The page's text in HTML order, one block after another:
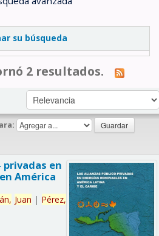
su búsqueda
2 resultados.
privadas en
en América
Juan | Pérez,